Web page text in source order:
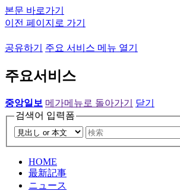
본문 바로가기
이전 페이지로 가기
공유하기 주요 서비스 메뉴 열기
주요서비스
중앙일보 메가메뉴로 돌아가기
닫기
검색어 입력폼
HOME
最新記事
ニュース